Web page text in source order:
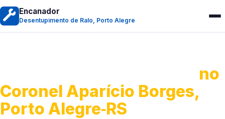
Encanador
Desentupimento de Ralo, Porto Alegre
no
Coronel Aparício Borges,
Porto Alegre‑RS